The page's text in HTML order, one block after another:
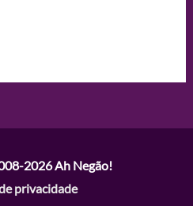
2026Ah Negão!
privacidade